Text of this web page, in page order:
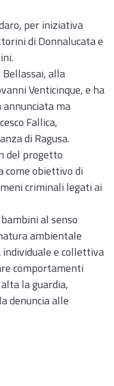
per iniziativa
di Donnalucata e
alla
Venticinque, e ha
ma
Fallica,
di Ragusa.
del progetto
come obiettivo di
criminali legati ai
al senso
ambientale
individuale e collettiva
comportamenti
la guardia,
denuncia alle